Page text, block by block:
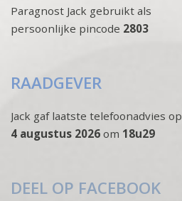
Paragnost Jack gebruikt als
persoonlijke pincode 2803
RAADGEVER
Jack gaf laatste telefoonadvies op
4 augustus 2026 om 18u29
DEEL OP FACEBOOK